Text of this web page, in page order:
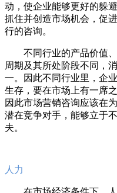
动，使企业能够更好的躲
抓住并创造市场机会，促
行的咨询。
不同行业的产品价值
周期及其所处阶段不同，
一。因此不同行业里，企
生存，要在市场上有一席
因此市场营销咨询应该在
潜在竞争对手，能够立于
夫。
人力